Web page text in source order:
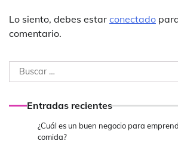
Lo siento, debes estar conectado
comentario.
Buscar:
Entradas recientes
¿Cuál es un buen negocio para
comida?